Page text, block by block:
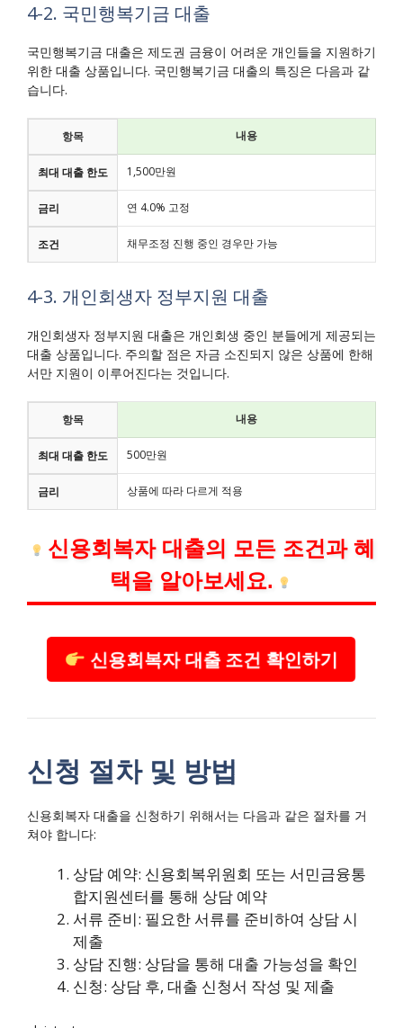
4-2. 국민행복기금 대출
국민행복기금 대출은 제도권 금융이 어려운 개인들을 지원하기
위한 대출 상품입니다. 국민행복기금 대출의 특징은 다음과 같
습니다.
항목 내용
최대 대출 한도 1,500만원
금리 연 4.0% 고정
조건 채무조정 진행 중인 경우만 가능
4-3. 개인회생자 정부지원 대출
개인회생자 정부지원 대출은 개인회생 중인 분들에게 제공되는
대출 상품입니다. 주의할 점은 자금 소진되지 않은 상품에 한해
서만 지원이 이루어진다는 것입니다.
항목 내용
최대 대출 한도 500만원
금리 상품에 따라 다르게 적용
신용회복자 대출의 모든 조건과 혜
택을 알아보세요.
신용회복자 대출 조건 확인하기
신청 절차 및 방법
신용회복자 대출을 신청하기 위해서는 다음과 같은 절차를 거
쳐야 합니다:
상담 예약: 신용회복위원회 또는 서민금융통
합지원센터를 통해 상담 예약
서류 준비: 필요한 서류를 준비하여 상담 시
제출
상담 진행: 상담을 통해 대출 가능성을 확인
신청: 상담 후, 대출 신청서 작성 및 제출